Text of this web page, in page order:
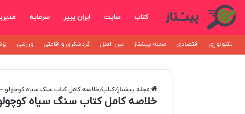
کتاب سایت ایران پیپر سرمایه
تکنولوژی اقتصادی مجله پیشتاز بین الملل گردشگری و اقامتی ورزشی
مجله پیشتاز/کتاب/خلاصه کامل کتاب سنگ سیاه کوچولو –
خلاصه کامل کتاب سنگ سیاه